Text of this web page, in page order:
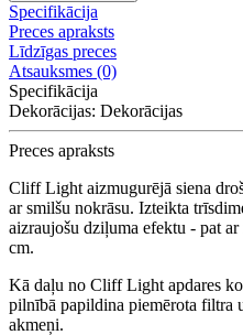
Specifikācija
Preces apraksts
Līdzīgas preces
Atsauksmes (0)
Specifikācija
Dekorācijas: Dekorācijas
Preces apraksts
Cliff Light aizmugurējā siena
ar smilšu nokrāsu. Izteikta
aizraujošu dziļuma efektu - pat
cm.
Kā daļu no Cliff Light apdares
pilnībā papildina piemērota filtra
akmeņi.